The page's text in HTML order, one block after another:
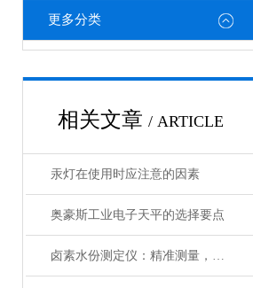
更多分类
相关文章 / ARTICLE
汞灯在使用时应注意的因素
奥豪斯工业电子天平的选择要点
卤素水份测定仪：精准测量，科技助力